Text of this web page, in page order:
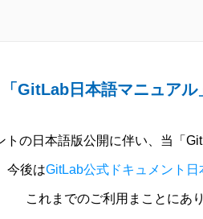
「GitLab日本語マニュア
の日本語版公開に伴い、当「
今後はGitLab公式ドキュメント日
これまでのご利用まことにあ